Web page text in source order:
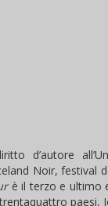
d’autore
Noir, festival
è il terzo e ultimo
paesi,